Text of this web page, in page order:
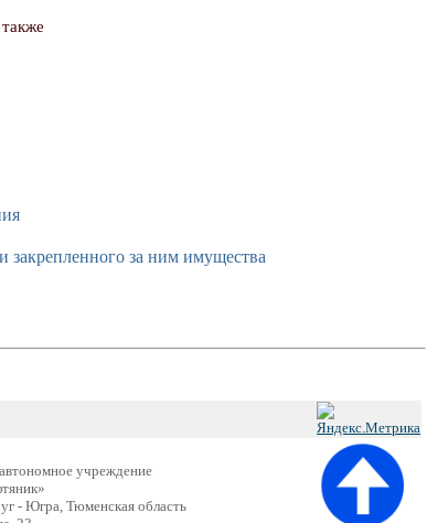
закрепленного за ним имущества
учреждение
- Югра, Тюменская область